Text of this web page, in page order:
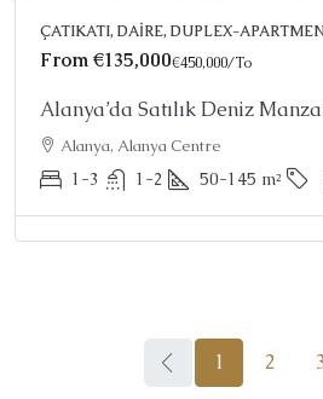
ÇATIKATI, DAIRE, DUPLEX-
From€135,000€450,000/To
Alanya’da Satılık Deniz
Alanya, Alanya Centre
1-3 1-2 50-145 m²
1 2 3